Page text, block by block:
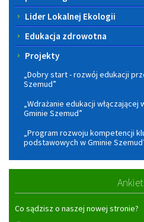
Lider Lokalnej Ekologii
Edukacja zdrowotna
Projekty
„Dobry start - rozwój edukacji
Szemud”
„Wdrażanie edukacji
Gminie Szemud”
„Program rozwoju kompetencji
podstawowych w Gminie
Co sądzisz o naszej nowej stronie?